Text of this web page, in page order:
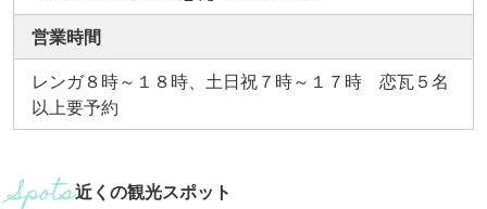
営業時間
レンガ８時～１８時、土日祝７時～１７時 恋瓦５名
以上要予約
近くの観光スポット